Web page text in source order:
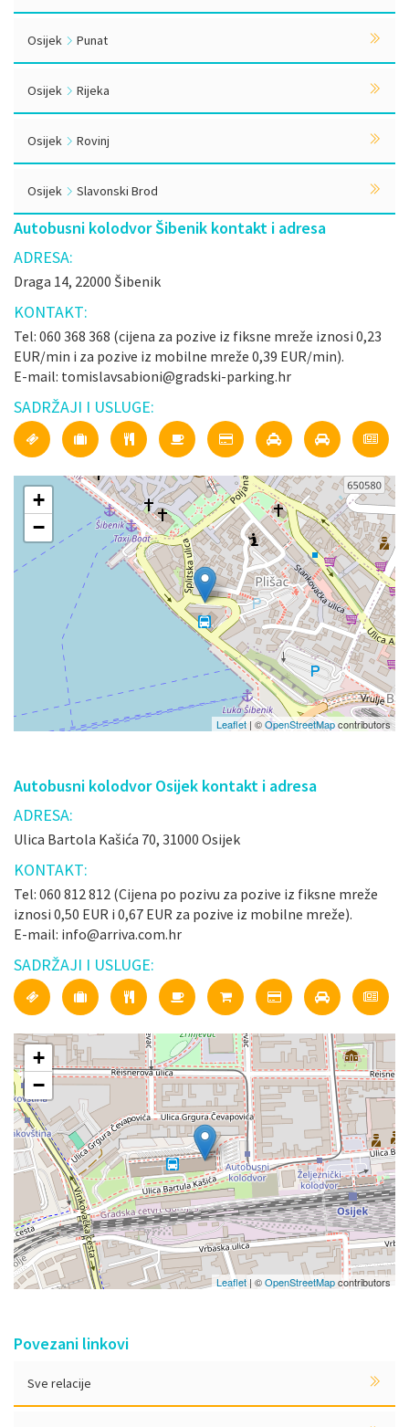
Osijek Punat
Osijek Rijeka
Osijek Rovinj
Osijek Slavonski Brod
Autobusni kolodvor Šibenik kontakt i adresa
ADRESA:
Draga 14, 22000 Šibenik
KONTAKT:
Tel: 060 368 368 (cijena za pozive iz fiksne mreže iznosi 0,23
EUR/min i za pozive iz mobilne mreže 0,39 EUR/min).
E-mail: tomislavsabioni@gradski-parking.hr
SADRŽAJI I USLUGE:
+
−
Leaflet | ©OpenStreetMapcontributors
Autobusni kolodvor Osijek kontakt i adresa
ADRESA:
Ulica Bartola Kašića 70, 31000 Osijek
KONTAKT:
Tel: 060 812 812 (Cijena po pozivu za pozive iz fiksne mreže
iznosi 0,50 EUR i 0,67 EUR za pozive iz mobilne mreže).
E-mail: info@arriva.com.hr
SADRŽAJI I USLUGE:
+
−
Leaflet | ©OpenStreetMapcontributors
Povezani linkovi
Sve relacije